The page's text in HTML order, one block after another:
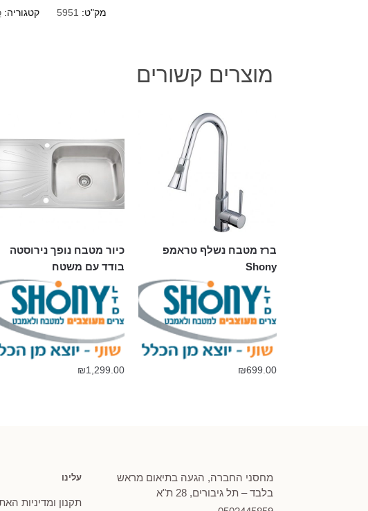
מק"ט: 5951 קטגוריה:
מוצרים קשורים
ברז מטבח נשלף טראמפ
Shony
₪699.00
כיור מטבח נופך נירוסטה
בודד עם משטח
₪1,299.00
מחסני החברה, הגעה בתיאום מראש
בלבד – תל גיבורים, 28 ת"א
עלינו
תקנון ומדיניות